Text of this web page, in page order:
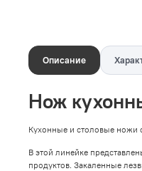
Описание
Нож
Кухонные и столовые ножи
В этой линейке
продуктов. Закаленные